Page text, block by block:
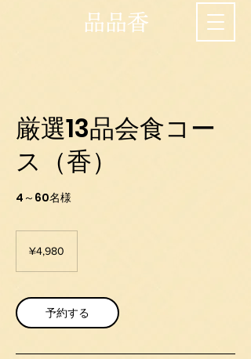
品品香
厳選13品会食コー
ス（香）
4～60名様
yen¥4,980
予約する